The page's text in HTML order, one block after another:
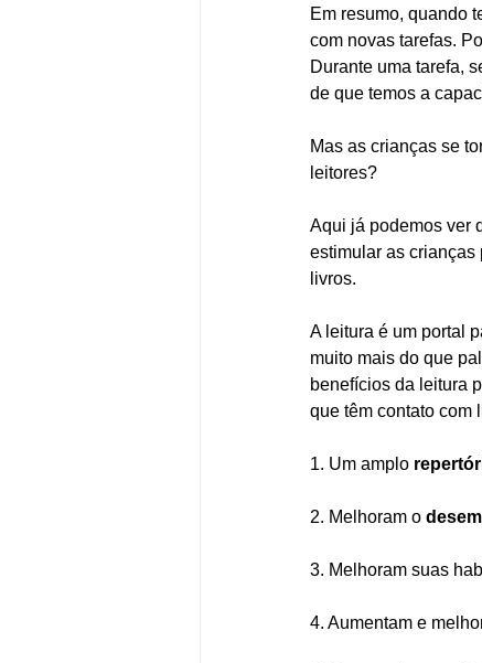
Em resumo, quando
com novas tarefas.
Durante uma tarefa,
de que temos a
Mas as crianças se
leitores?
Aqui já podemos ver
estimular as crianças
livros.
A leitura é um portal
muito mais do que
benefícios da leitura
que têm contato com
1. Um amplo
2. Melhoram o
3. Melhoram suas
4. Aumentam e